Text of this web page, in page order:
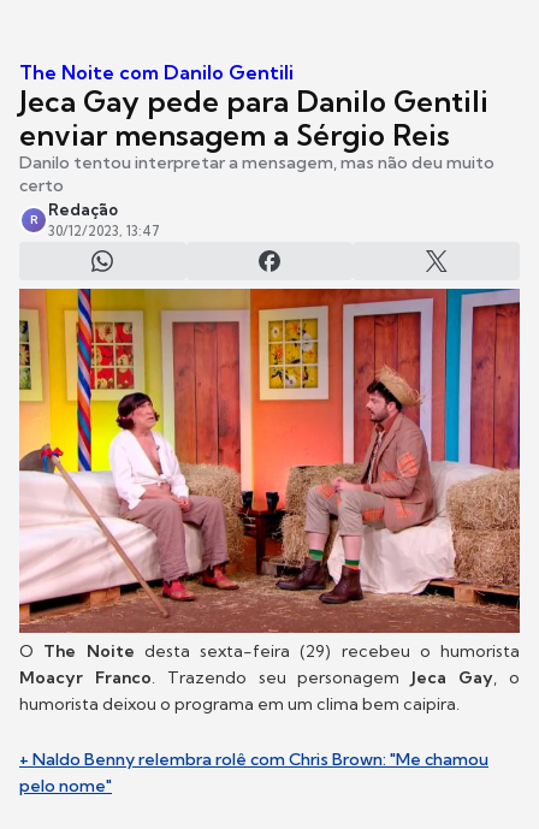
The Noite com Danilo Gentili
Jeca Gay pede para Danilo Gentili
enviar mensagem a Sérgio Reis
Danilo tentou interpretar a mensagem, mas não deu muito
certo
R
Redação
30/12/2023, 13:47
O The Noite desta sexta-feira (29) recebeu o humorista
Moacyr Franco. Trazendo seu personagemJeca Gay, o
humorista deixou o programa em um clima bem caipira.
+ Naldo Benny relembra rolê com Chris Brown: "Me chamou
pelo nome"